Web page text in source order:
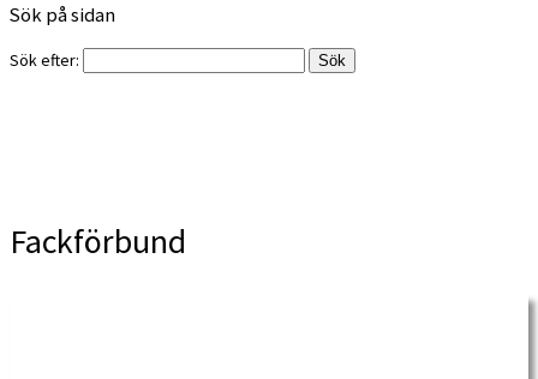
Sök på sidan
Sök efter:
Fackförbund